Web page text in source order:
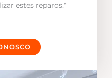
estes reparos.*